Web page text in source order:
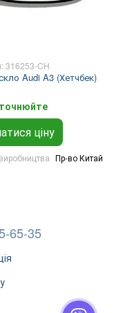
316253-CH
Audi A3 (Хетчбек)
ціну
Пр-во Китай
65-35